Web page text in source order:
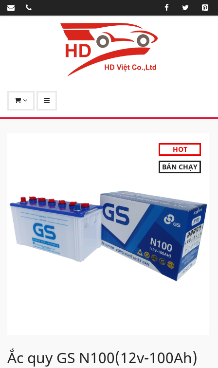
HOT
BÁN CHẠY
Ắc quy GS N100(12v-100Ah)